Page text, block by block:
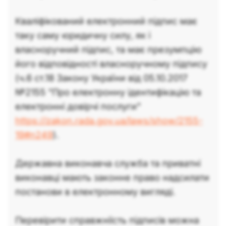
Кваліфікований електронний підпис має
таку саму юридичну силу, як і
власноручний підпис, та має презумпцію
його відповідності власноручному підпису
(ч.6 ст.18 Закону України від 05.10.2017
№2155 "Про електронну ідентифікацію та
електронні довірчі послуги"
https://zakon.rada.gov.ua/laws/show/2155-
19#n249).
Державна виконавча служба та приватні
виконавці мають законне право надсилати
постанови в електронному вигляді.
Перевірити справжніість підписів можна